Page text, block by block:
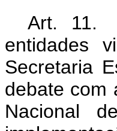
Art. 11.
entidades
Secretaria
debate com
Nacional